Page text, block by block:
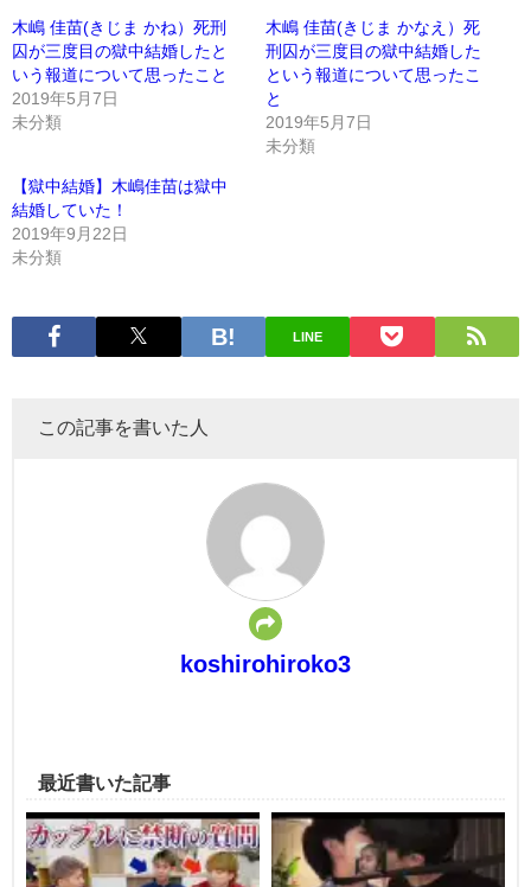
木嶋 佳苗(きじま かね）死刑
囚が三度目の獄中結婚したと
いう報道について思ったこと
2019年5月7日
未分類
木嶋 佳苗(きじま かなえ）死
刑囚が三度目の獄中結婚した
という報道について思ったこ
と
2019年5月7日
未分類
【獄中結婚】木嶋佳苗は獄中
結婚していた！
2019年9月22日
未分類
LINE
この記事を書いた人
koshirohiroko3
最近書いた記事